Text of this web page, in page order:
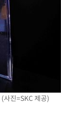
사진=SKC 제공)